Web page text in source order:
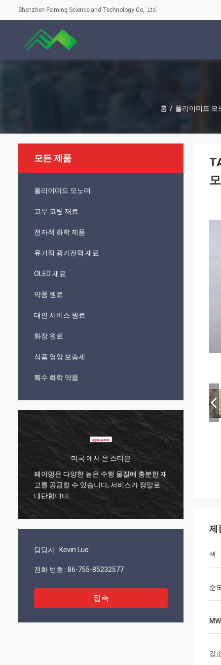
Shenzhen Feiming Science and Technology Co,. Ltd.
홈 / 폴리이미드 모
모든 제품
폴리이미드 모노머
고무 코팅 재료
전자적 화학 제품
유기적 광기전력 재료
OLED 재료
약품 원료
대인 서비스 원료
화장 원료
식품 영양 보충제
특수 화학 약품
미국 에서 온 스티븐
페이밍은 다양한 높은 수행 물질에 충분한 재
고를 공급할 수 있습니다, 서비스가 정말로
대단합니다.
담당자 : Kevin Luo
전화 번호 : 86-755-85232577
접촉
제
색
순
MW
강